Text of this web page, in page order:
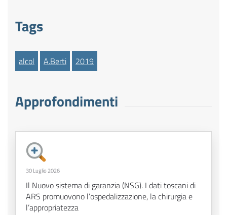
Tags
alcol A.Berti 2019
Approfondimenti
30 Luglio 2026
Il Nuovo sistema di garanzia (NSG). I dati toscani di
ARS promuovono l’ospedalizzazione, la chirurgia e
l’appropriatezza